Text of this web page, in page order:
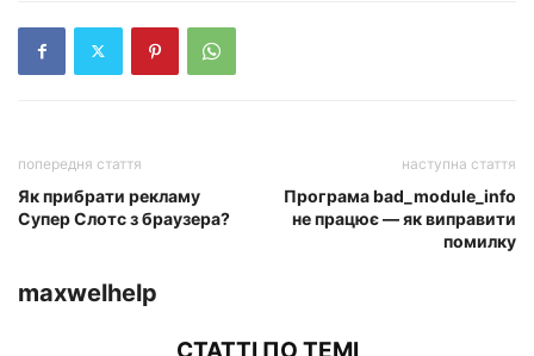
попередня стаття
Як прибрати рекламу
Супер Слотс з браузера?
наступна стаття
Програма bad_module_info
не працює — як виправити
помилку
maxwelhelp
СТАТТІ ПО ТЕМІ